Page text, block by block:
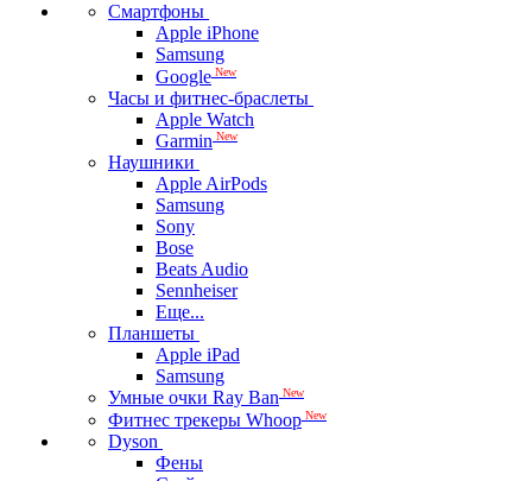
Смартфоны
Apple iPhone
Samsung
Google New
Часы и фитнес-браслеты
Apple Watch
Garmin New
Наушники
Apple AirPods
Samsung
Sony
Bose
Beats Audio
Sennheiser
Еще...
Планшеты
Apple iPad
Samsung
Умные очки Ray Ban New
Фитнес трекеры Whoop New
Dyson
Фены